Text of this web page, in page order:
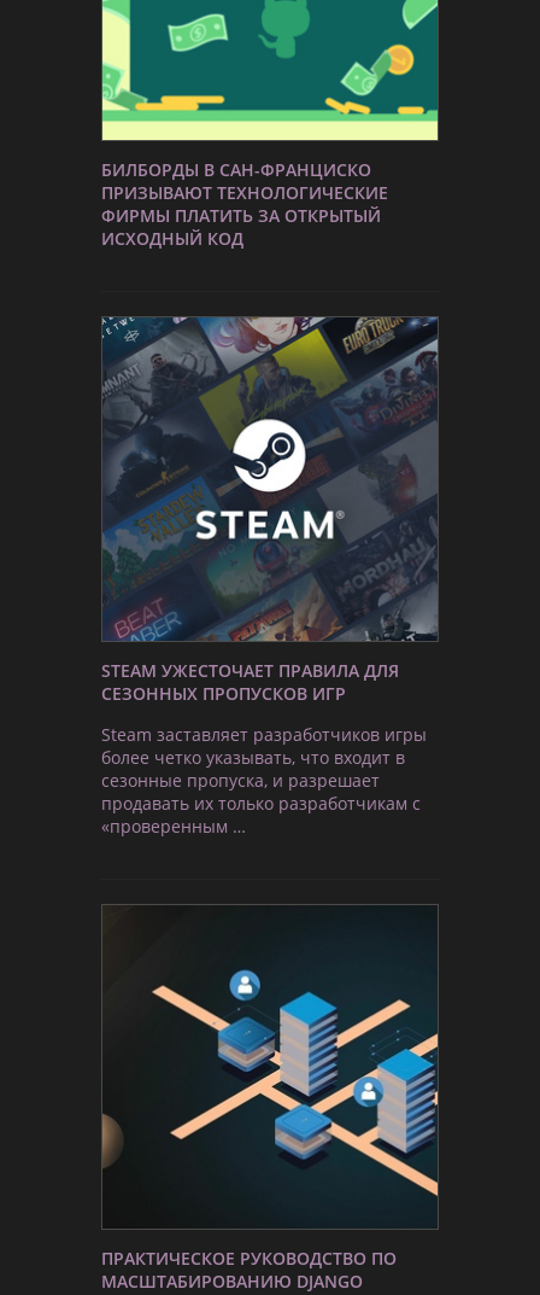
БИЛБОРДЫ В САН-ФРАНЦИСКО
ПРИЗЫВАЮТ ТЕХНОЛОГИЧЕСКИЕ
ФИРМЫ ПЛАТИТЬ ЗА ОТКРЫТЫЙ
ИСХОДНЫЙ КОД
STEAM УЖЕСТОЧАЕТ ПРАВИЛА ДЛЯ
СЕЗОННЫХ ПРОПУСКОВ ИГР
Steam заставляет разработчиков игры
более четко указывать, что входит в
сезонные пропуска, и разрешает
продавать их только разработчикам с
«проверенным …
ПРАКТИЧЕСКОЕ РУКОВОДСТВО ПО
МАСШТАБИРОВАНИЮ DJANGO